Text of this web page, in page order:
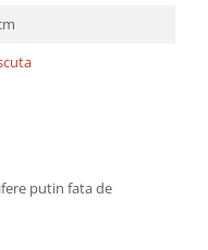
putin fata de